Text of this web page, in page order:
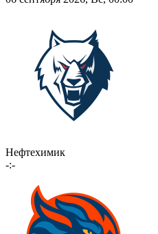
Нефтехимик
-:-